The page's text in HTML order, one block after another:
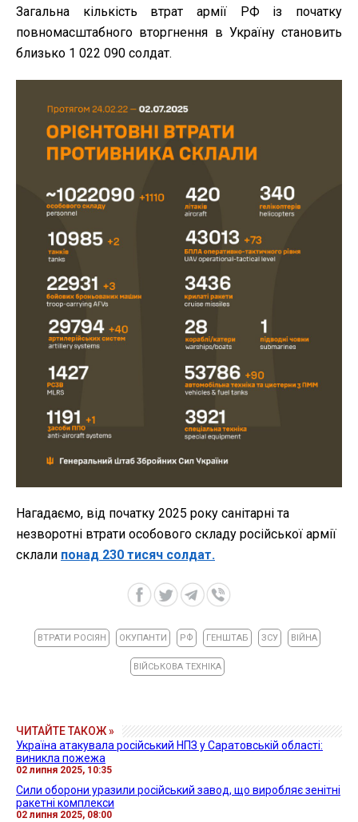
Загальна кількість втрат армії РФ із початку
повномасштабного вторгнення в Україну становить
близько 1 022 090 солдат.
Нагадаємо, від початку 2025 року санітарні та
незворотні втрати особового складу російської армії
склали понад 230 тисяч солдат.
ВТРАТИ РОСІЯН ОКУПАНТИ РФ ГЕНШТАБ ЗСУ ВІЙНА
ВІЙСЬКОВА ТЕХНІКА
ЧИТАЙТЕ ТАКОЖ »
Україна атакувала російський НПЗ у Саратовській області:
виникла пожежа
02 липня 2025, 10:35
Сили оборони уразили російський завод, що виробляє зенітні
ракетні комплекси
02 липня 2025, 08:00